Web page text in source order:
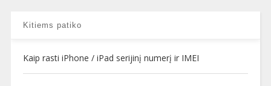
Kitiems patiko
Kaip rasti iPhone / iPad serijinį numerį ir IMEI